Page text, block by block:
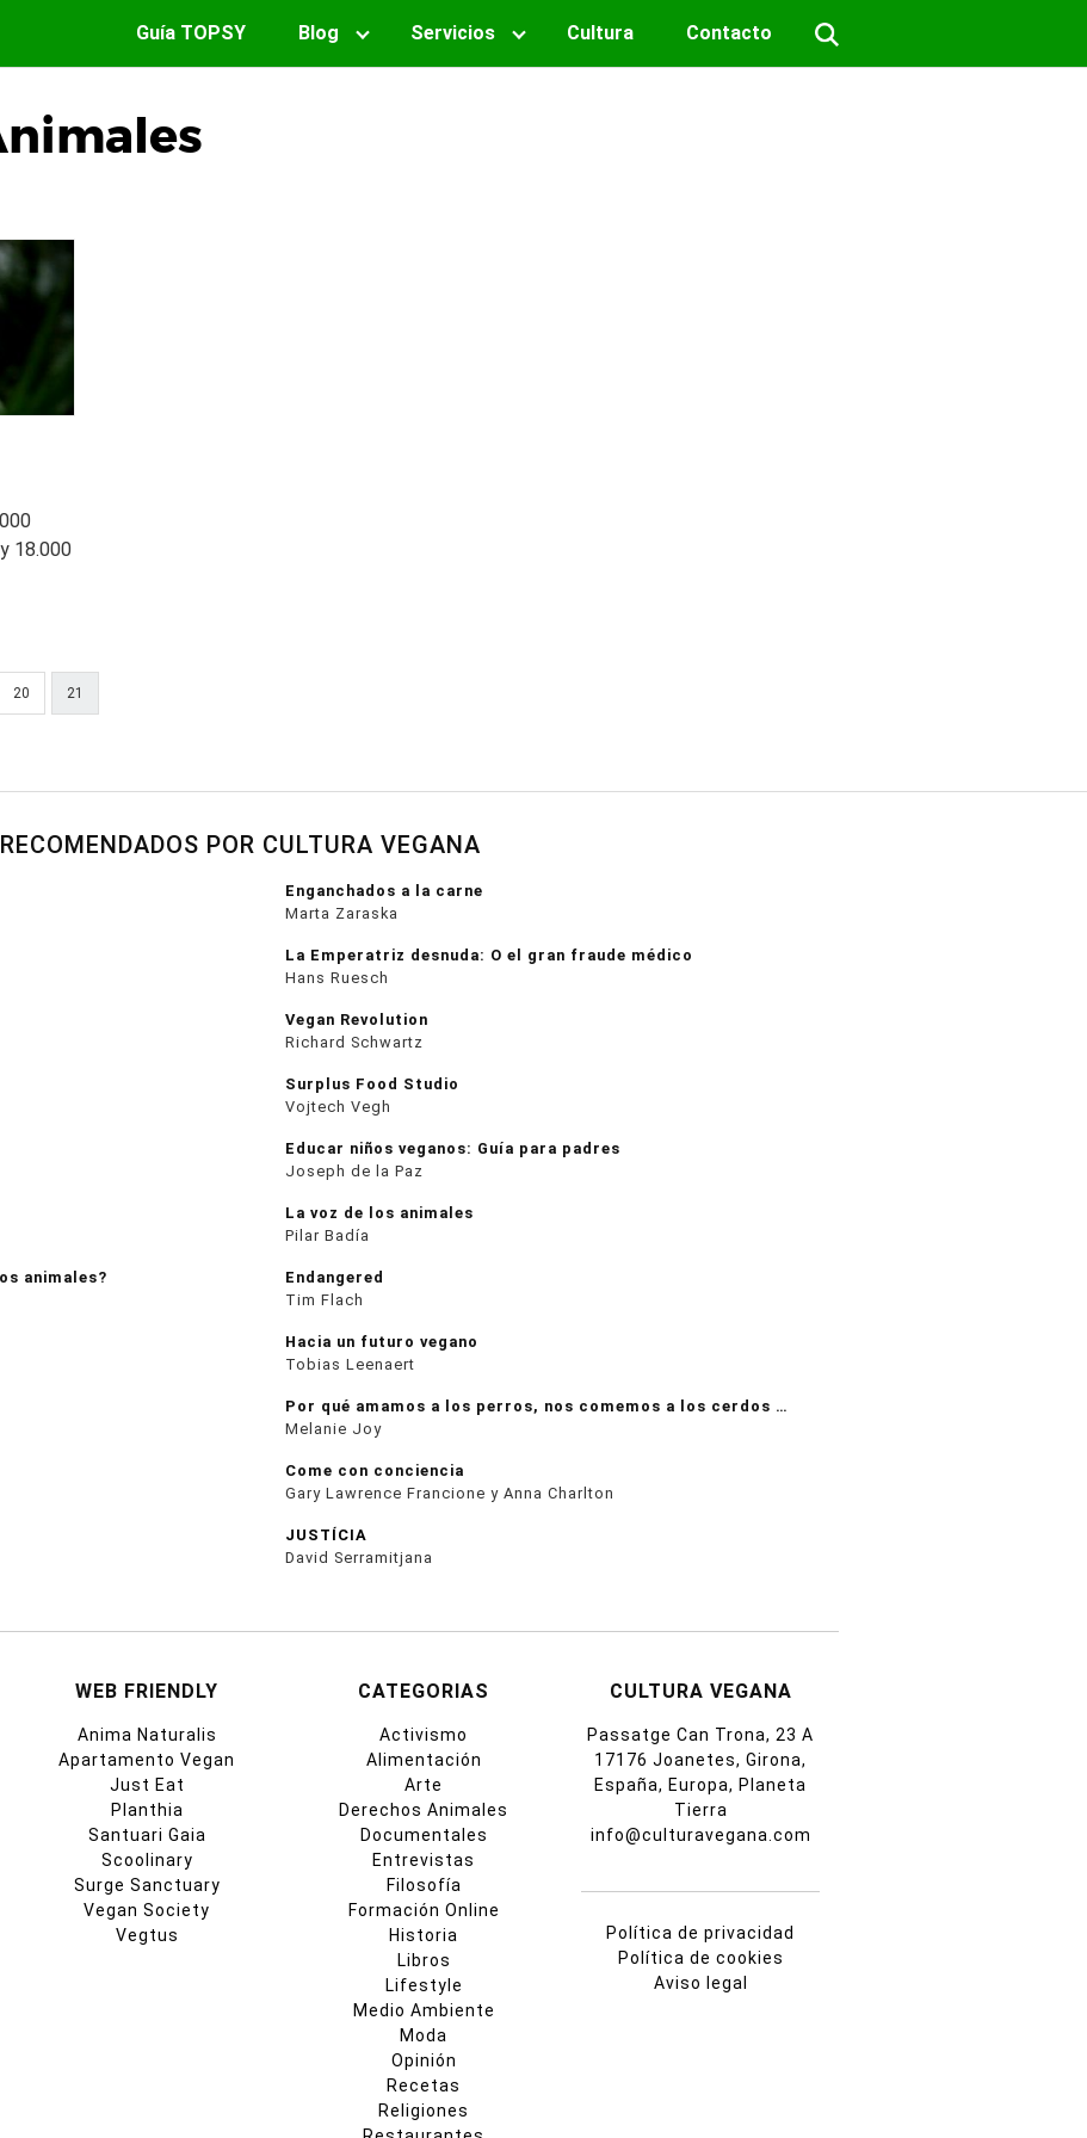
Guía TOPSY Blog Servicios Cultura Contacto
18.000
20 21
POR CULTURA VEGANA
Enganchados a la carne
Marta Zaraska
La Emperatriz desnuda: O el gran fraude médico
Hans Ruesch
Vegan Revolution
Richard Schwartz
Surplus Food Studio
Vojtech Vegh
Educar niños veganos: Guía para padres
Joseph de la Paz
La voz de los animales
Pilar Badía
animales?
Endangered
Tim Flach
Hacia un futuro vegano
Tobias Leenaert
Por qué amamos a los perros, nos comemos a los cerdos …
Melanie Joy
Come con conciencia
Gary Lawrence Francione y Anna Charlton
JUSTÍCIA
David Serramitjana
WEB FRIENDLY
Anima Naturalis
Apartamento Vegan
Just Eat
Planthia
Santuari Gaia
Scoolinary
Surge Sanctuary
Vegan Society
Vegtus
CATEGORIAS
Activismo
Alimentación
Arte
Derechos Animales
Documentales
Entrevistas
Filosofía
Formación Online
Historia
Libros
Lifestyle
Medio Ambiente
Moda
Opinión
Recetas
Religiones
CULTURA VEGANA
Passatge Can Trona, 23 A
17176 Joanetes, Girona,
España, Europa, Planeta
Tierra
info@culturavegana.com
Política de privacidad
Política de cookies
Aviso legal